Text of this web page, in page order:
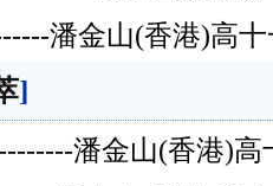
潘金山(香港)高
]
潘金山(香港)